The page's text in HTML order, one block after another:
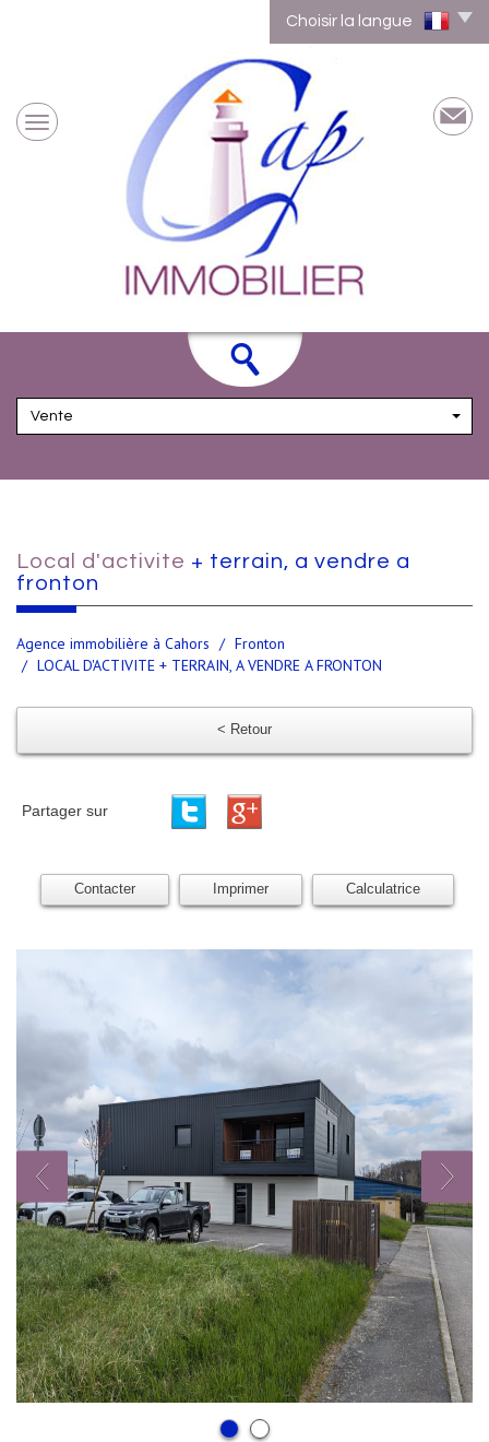
Choisir la langue
Vente
local d'activite + terrain, a vendre a
fronton
Agence immobilière à Cahors
Fronton
LOCAL D'ACTIVITE + TERRAIN, A VENDRE A FRONTON
< Retour
Partager sur
Contacter Imprimer Calculatrice